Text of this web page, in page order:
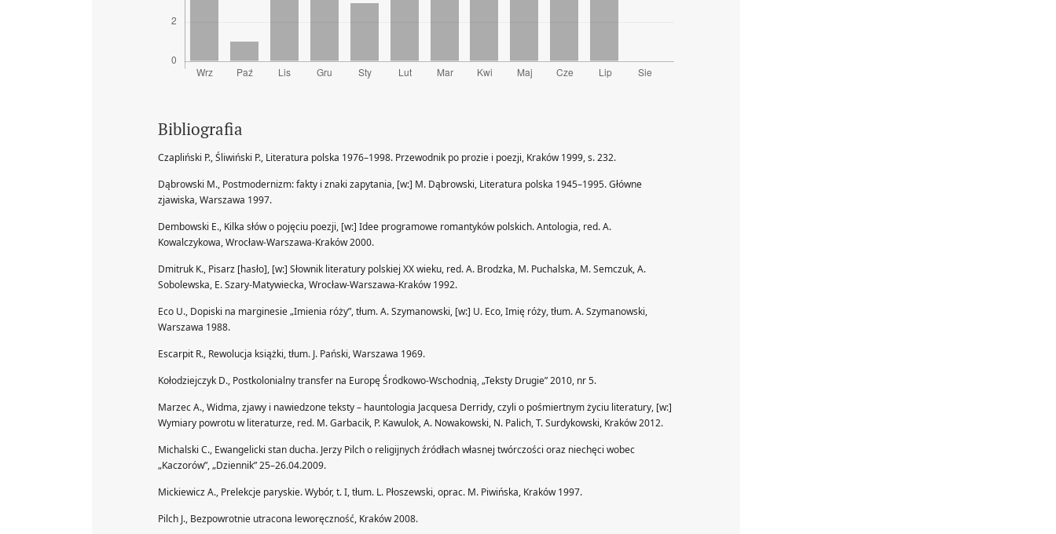
Bibliografia
Czapliński P., Śliwiński P., Literatura polska 1976–1998. Przewodnik po prozie i poezji, Kraków 1999, s. 232.
Dąbrowski M., Postmodernizm: fakty i znaki zapytania, [w:] M. Dąbrowski, Literatura polska 1945–1995. Główne
zjawiska, Warszawa 1997.
Dembowski E., Kilka słów o pojęciu poezji, [w:] Idee programowe romantyków polskich. Antologia, red. A.
Kowalczykowa, Wrocław-Warszawa-Kraków 2000.
Dmitruk K., Pisarz [hasło], [w:] Słownik literatury polskiej XX wieku, red. A. Brodzka, M. Puchalska, M. Semczuk, A.
Sobolewska, E. Szary-Matywiecka, Wrocław-Warszawa-Kraków 1992.
Eco U., Dopiski na marginesie „Imienia róży”, tłum. A. Szymanowski, [w:] U. Eco, Imię róży, tłum. A. Szymanowski,
Warszawa 1988.
Escarpit R., Rewolucja książki, tłum. J. Pański, Warszawa 1969.
Kołodziejczyk D., Postkolonialny transfer na Europę Środkowo-Wschodnią, „Teksty Drugie” 2010, nr 5.
Marzec A., Widma, zjawy i nawiedzone teksty – hauntologia Jacquesa Derridy, czyli o pośmiertnym życiu literatury, [w:]
Wymiary powrotu w literaturze, red. M. Garbacik, P. Kawulok, A. Nowakowski, N. Palich, T. Surdykowski, Kraków 2012.
Michalski C., Ewangelicki stan ducha. Jerzy Pilch o religijnych źródłach własnej twórczości oraz niechęci wobec
„Kaczorów”, „Dziennik” 25–26.04.2009.
Mickiewicz A., Prelekcje paryskie. Wybór, t. I, tłum. L. Płoszewski, oprac. M. Piwińska, Kraków 1997.
Pilch J., Bezpowrotnie utracona leworęczność, Kraków 2008.